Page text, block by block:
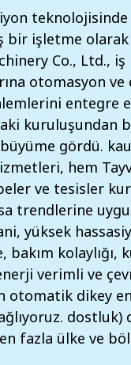
teknolojisinde
bir işletme olarak
Co., Ltd., iş
otomasyon ve
entegre
kuruluşundan
gördü.
hem
ve tesisler
trendlerine
yüksek
bakım kolaylığı,
verimli ve
otomatik dikey
dostluk)
fazla ülke ve